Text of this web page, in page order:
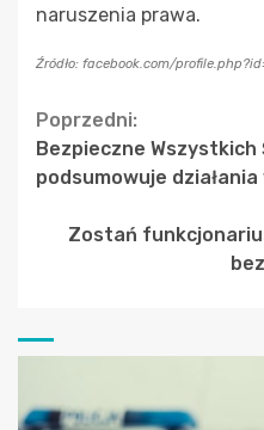
naruszenia prawa.
Źródło: facebook.com/
Continue
Reading
Poprzedni:
Bezpieczne
podsumowuje działania
Zostań